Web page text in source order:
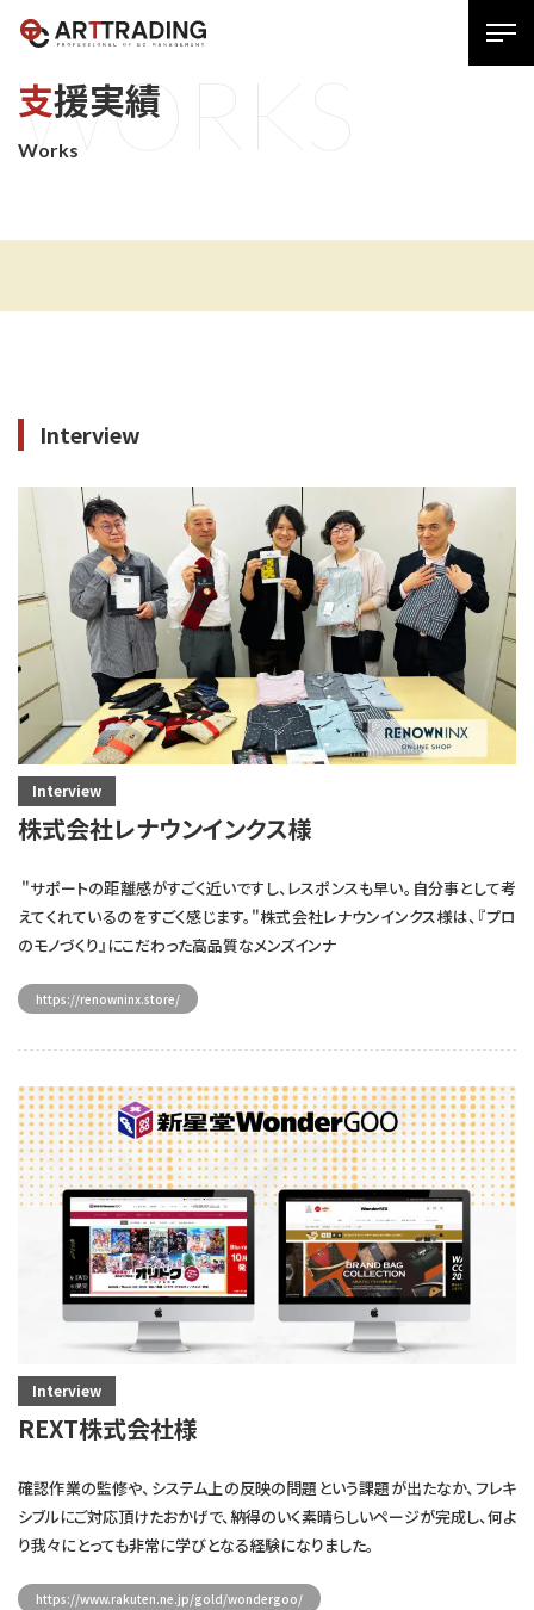
SPメ
ン
支援実績
Works
WO
Interview
Interview
株式会社レナウンインクス様
"サポートの距離感がすごく近いですし、レスポンスも早い。自分事として考
えてくれているのをすごく感じます。"株式会社レナウンインクス様は、『プロ
のモノづくり』にこだわった高品質なメンズインナ
https://renowninx.store/
Interview
REXT株式会社様
確認作業の監修や、システム上の反映の問題という課題が出たなか、フレキ
シブルにご対応頂けたおかげで、納得のいく素晴らしいページが完成し、何よ
り我々にとっても非常に学びとなる経験になりました。
https://www.rakuten.ne.jp/gold/wondergoo/